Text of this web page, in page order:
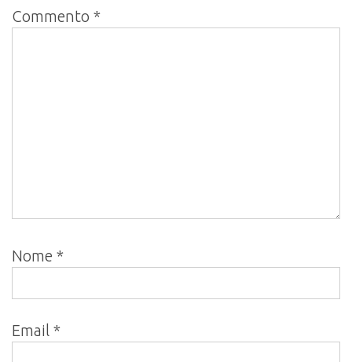
Commento *
Nome *
Email *